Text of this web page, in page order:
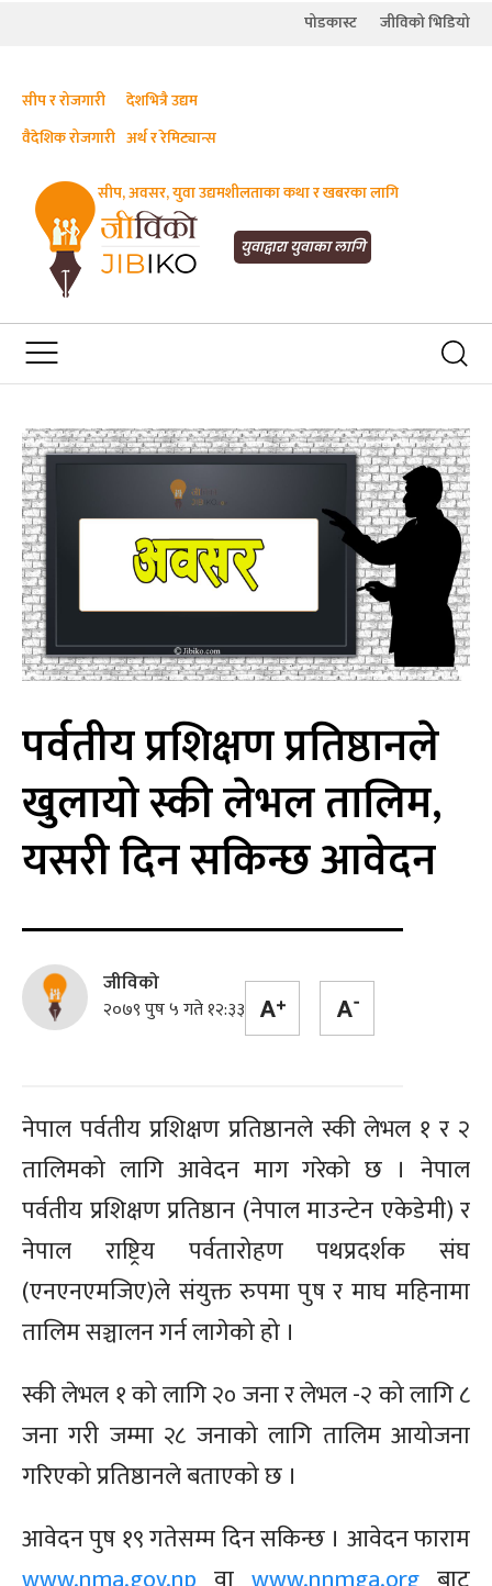
पोडकास्ट जीविको भिडियो
युवाद्वारा युवाका लागि
JIBIKO.COM
तपाईंको जीविकाको साथी
सीप, अवसर, युवा उद्यमशीलताका कथा र खबरका लागि
सीप र रोजगारी
देशभित्रै उद्यम
वैदेशिक रोजगारी अर्थ र रेमिट्यान्स
पर्वतीय प्रशिक्षण प्रतिष्ठानले
खुलायो स्की लेभल तालिम,
यसरी दिन सकिन्छ आवेदन
जीविको
२०७९ पुष ५ गते १२:३३
नेपाल पर्वतीय प्रशिक्षण प्रतिष्ठानले स्की लेभल १ र २
तालिमको लागि आवेदन माग गरेको छ । नेपाल
पर्वतीय प्रशिक्षण प्रतिष्ठान (नेपाल माउन्टेन एकेडेमी) र
नेपाल राष्ट्रिय पर्वतारोहण पथप्रदर्शक संघ
(एनएनएमजिए)ले संयुक्त रुपमा पुष र माघ महिनामा
तालिम सञ्चालन गर्न लागेको हो ।
स्की लेभल १ को लागि २० जना र लेभल -२ को लागि ८
जना गरी जम्मा २८ जनाको लागि तालिम आयोजना
गरिएको प्रतिष्ठानले बताएको छ ।
आवेदन पुष १९ गतेसम्म दिन सकिन्छ । आवेदन फाराम